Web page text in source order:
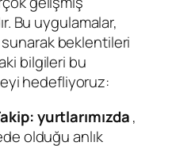
Bu uygulamalar,
sunarak beklentileri
bilgileri bu
hedefliyoruz:
yurtlarımızda,
olduğu anlık